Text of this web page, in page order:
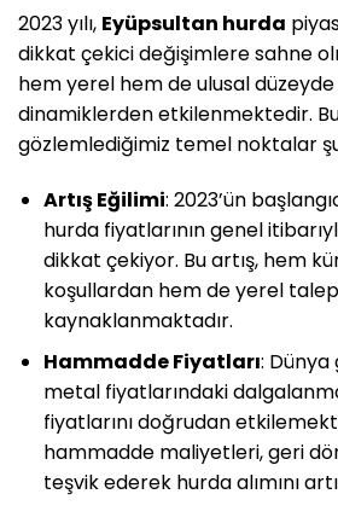
2023 yılı, Eyüpsultan hurda
dikkat çekici değişimlere sahne
hem yerel hem de ulusal
dinamiklerden etkilenmektedir.
gözlemlediğimiz temel noktalar
Artış Eğilimi: 2023’ün
hurda fiyatlarının genel
dikkat çekiyor. Bu artış, hem
koşullardan hem de yerel talep
kaynaklanmaktadır.
Hammadde Fiyatları:
metal fiyatlarındaki
fiyatlarını doğrudan
hammadde maliyetleri, geri
teşvik ederek hurda alımını